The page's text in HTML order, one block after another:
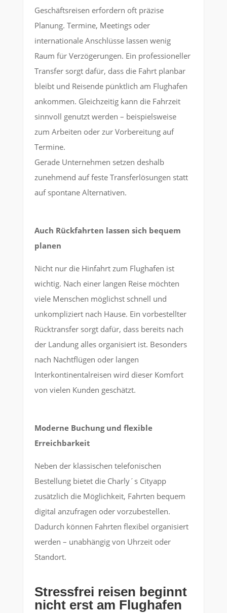
Geschäftsreisen erfordern oft präzise
Planung. Termine, Meetings oder
internationale Anschlüsse lassen wenig
Raum für Verzögerungen. Ein professioneller
Transfer sorgt dafür, dass die Fahrt planbar
bleibt und Reisende pünktlich am Flughafen
ankommen. Gleichzeitig kann die Fahrzeit
sinnvoll genutzt werden – beispielsweise
zum Arbeiten oder zur Vorbereitung auf
Termine.
Gerade Unternehmen setzen deshalb
zunehmend auf feste Transferlösungen statt
auf spontane Alternativen.
Auch Rückfahrten lassen sich bequem
planen
Nicht nur die Hinfahrt zum Flughafen ist
wichtig. Nach einer langen Reise möchten
viele Menschen möglichst schnell und
unkompliziert nach Hause. Ein vorbestellter
Rücktransfer sorgt dafür, dass bereits nach
der Landung alles organisiert ist. Besonders
nach Nachtflügen oder langen
Interkontinentalreisen wird dieser Komfort
von vielen Kunden geschätzt.
Moderne Buchung und flexible
Erreichbarkeit
Neben der klassischen telefonischen
Bestellung bietet die Charly´s Cityapp
zusätzlich die Möglichkeit, Fahrten bequem
digital anzufragen oder vorzubestellen.
Dadurch können Fahrten flexibel organisiert
werden – unabhängig von Uhrzeit oder
Standort.
Stressfrei reisen beginnt
nicht erst am Flughafen